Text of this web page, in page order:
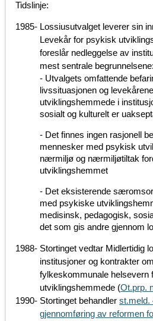
Tidslinje:
1985- Lossiusutvalget leverer sin
Levekår for psykisk
foreslår nedleggelse av
mest sentrale begrunnelsene:
- Utvalgets omfattende
livssituasjonen og
utviklingshemmede i
sosialt og kulturelt er
- Det finnes ingen rasjonell
mennesker med psykisk
nærmiljø og nærmiljøtiltak
utviklingshemmet
- Det eksisterende
med psykiske
medisinsk, pedagogisk,
det som gis andre gjennom
1988- Stortinget vedtar Midlertidig
institusjoner og kontrakter
fylkeskommunale helsevern
utviklingshemmede (Ot.prp.
1990- Stortinget behandler st.meld.
gjennomføring av reformen